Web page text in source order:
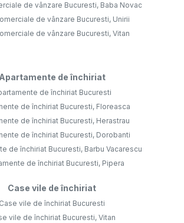
de vânzare Bucuresti, Baba Novac
de vânzare Bucuresti, Unirii
de vânzare Bucuresti, Vitan
Apartamente de închiriat
de închiriat Bucuresti
de închiriat Bucuresti, Floreasca
de închiriat Bucuresti, Herastrau
de închiriat Bucuresti, Dorobanti
de închiriat Bucuresti, Barbu Vacarescu
de închiriat Bucuresti, Pipera
Case vile de închiriat
Case vile de închiriat Bucuresti
vile de închiriat Bucuresti, Vitan